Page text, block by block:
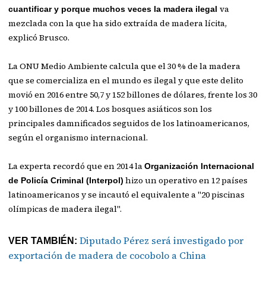
cuantificar y porque muchos veces la madera ilegalva
mezclada con la que ha sido extraída de madera lícita,
explicó Brusco.
La ONU Medio Ambiente calcula que el 30 % de la madera
que se comercializa en el mundo es ilegal y que este delito
movió en 2016 entre 50,7 y 152 billones de dólares, frente los 30
y 100 billones de 2014. Los bosques asiáticos son los
principales damnificados seguidos de los latinoamericanos,
según el organismo internacional.
La experta recordó que en 2014 laOrganización Internacional
de Policía Criminal (Interpol) hizo un operativo en 12 países
latinoamericanos y se incautó el equivalente a "20 piscinas
olímpicas de madera ilegal".
VER TAMBIÉN:Diputado Pérez será investigado por
exportación de madera de cocobolo a China